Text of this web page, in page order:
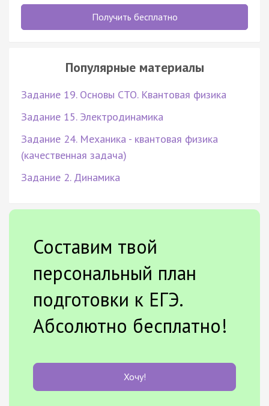
Получить бесплатно
Популярные материалы
Задание 19. Основы СТО. Квантовая физика
Задание 15. Электродинамика
Задание 24. Механика - квантовая физика
(качественная задача)
Задание 2. Динамика
Составим твой
персональный план
подготовки к ЕГЭ.
Абсолютно бесплатно!
Хочу!